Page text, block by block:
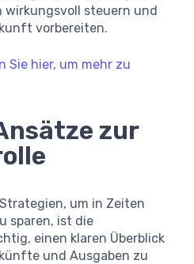
wirkungsvoll steuern und
vorbereiten.
Sie hier, um mehr zu
zur
um in Zeiten
sparen, ist die
einen klaren Überblick
und Ausgaben zu